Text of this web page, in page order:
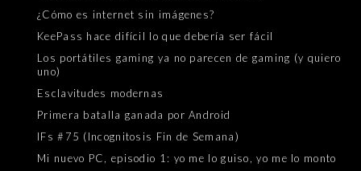
¿Cómo es internet sin imágenes?
KeePass hace difícil lo que debería ser fácil
Los portátiles gaming ya no parecen de gaming (y quiero
uno)
Esclavitudes modernas
Primera batalla ganada por Android
IFs #75 (Incognitosis Fin de Semana)
Mi nuevo PC, episodio 1: yo me lo guiso, yo me lo monto